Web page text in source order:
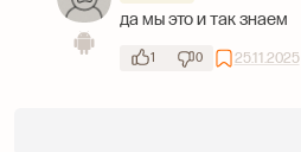
да мы это и так знаем
1 0 25.11.2025